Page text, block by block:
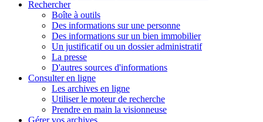
Rechercher
Boîte à outils
Des informations sur une personne
Des informations sur un bien immobilier
Un justificatif ou un dossier administratif
La presse
D'autres sources d'informations
Consulter en ligne
Les archives en ligne
Utiliser le moteur de recherche
Prendre en main la visionneuse
Gérer vos archives